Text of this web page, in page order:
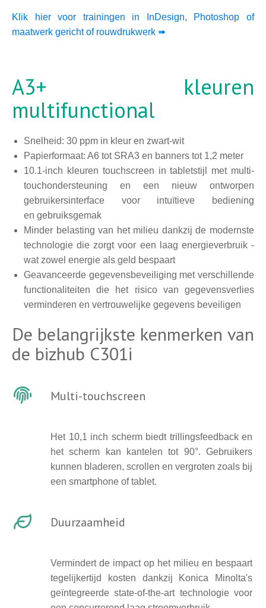
Klik hier voor trainingen in InDesign, Photoshop of
maatwerk gericht of rouwdrukwerk ➠
A3+ kleuren
multifunctional
Snelheid: 30 ppm in kleur en zwart-wit
Papierformaat: A6 tot SRA3 en banners tot 1,2 meter
10.1-inch kleuren touchscreen in tabletstijl met multi-
touchondersteuning en een nieuw ontworpen
gebruikersinterface voor intuïtieve bediening
en gebruiksgemak
Minder belasting van het milieu dankzij de modernste
technologie die zorgt voor een laag energieverbruik -
wat zowel energie als geld bespaart
Geavanceerde gegevensbeveiliging met verschillende
functionaliteiten die het risico van gegevensverlies
verminderen en vertrouwelijke gegevens beveiligen
De belangrijkste kenmerken van
de bizhub C301i
Multi-touchscreen
Het 10,1 inch scherm biedt trillingsfeedback en
het scherm kan kantelen tot 90°. Gebruikers
kunnen bladeren, scrollen en vergroten zoals bij
een smartphone of tablet.
Duurzaamheid
Vermindert de impact op het milieu en bespaart
tegelijkertijd kosten dankzij Konica Minolta's
geïntegreerde state-of-the-art technologie voor